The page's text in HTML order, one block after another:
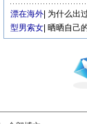
漂在海外 为什么出
型男索女 晒晒自己